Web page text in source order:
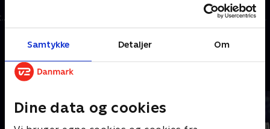
Samtykke Detaljer Om
Dine data og cookies
fortæller, at stofferne florerer
magtesløst.
9. september 2024 • 43 min
specialist i at forsvare
narkohandlere og sørge for, at
de får en mild straf, hvis de
Andre så også